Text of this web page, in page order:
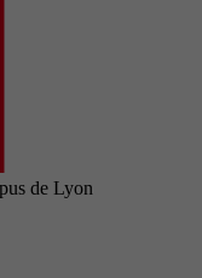
de Lyon